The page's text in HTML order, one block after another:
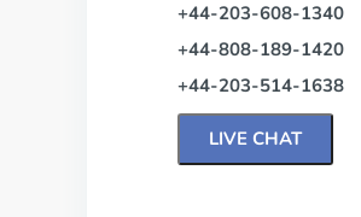
+44-203-608-1340
+44-808-189-1420
+44-203-514-1638
LIVE CHAT